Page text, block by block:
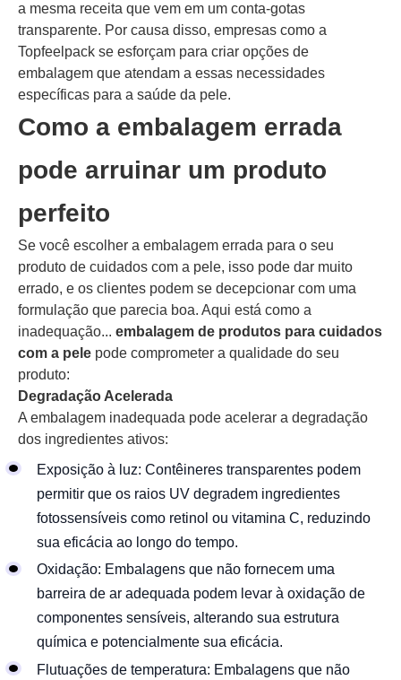
a mesma receita que vem em um conta-gotas
transparente. Por causa disso, empresas como a
Topfeelpack se esforçam para criar opções de
embalagem que atendam a essas necessidades
específicas para a saúde da pele.
Como a embalagem errada
pode arruinar um produto
perfeito
Se você escolher a embalagem errada para o seu
produto de cuidados com a pele, isso pode dar muito
errado, e os clientes podem se decepcionar com uma
formulação que parecia boa. Aqui está como a
inadequação... embalagem de produtos para cuidados
com a pele pode comprometer a qualidade do seu
produto:
Degradação Acelerada
A embalagem inadequada pode acelerar a degradação
dos ingredientes ativos:
Exposição à luz: Contêineres transparentes podem
permitir que os raios UV degradem ingredientes
fotossensíveis como retinol ou vitamina C, reduzindo
sua eficácia ao longo do tempo.
Oxidação: Embalagens que não fornecem uma
barreira de ar adequada podem levar à oxidação de
componentes sensíveis, alterando sua estrutura
química e potencialmente sua eficácia.
Flutuações de temperatura: Embalagens que não